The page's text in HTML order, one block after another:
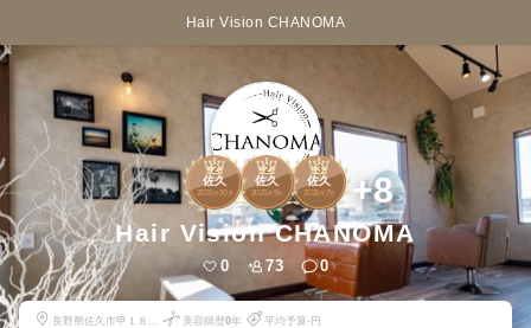
Hair Vision CHANOMA
2
佐久
2025年 10月
2
佐久
2025年 9月
3
佐久
2026年 7月 +8
Hair Vision CHANOMA
0 73 0
長野県佐久市甲１８３
美容師歴0年 平均予算-円